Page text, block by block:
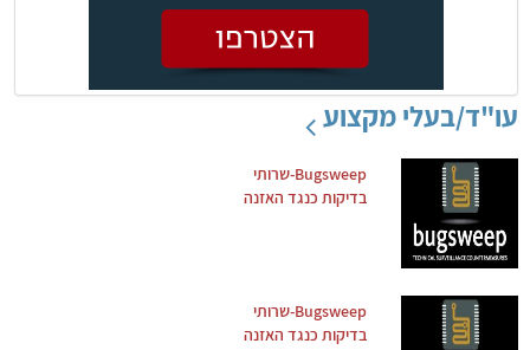
עו"ד/בעלי מקצוע
Bugsweep-שרותי
בדיקות כנגד האזנה
Bugsweep-שרותי
בדיקות כנגד האזנה